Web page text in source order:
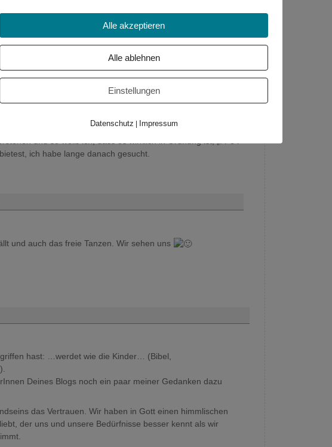
inneren und äußeren Reichtum – das wünsche ich uns
und sehr sehr viele Wege bin ich schon gegangen. Dein
und so weiß ich, dass es wirklich in Ordnung ist, „f r e i
ich habe lange danach gesucht.
und auch das freie Tanzen. Wir sehen uns
hast: …werdet wie die Kinder… (Bibel,
Deines Blogs noch ein paar meiner Gedanken dazu
das Vertrauen. Wir haben in Gott einen himmlischen
der uns und unsere Bedürfnisse besser kennt als wir
Alle akzeptieren
Alle ablehnen
Einstellungen
Datenschutz Impressum